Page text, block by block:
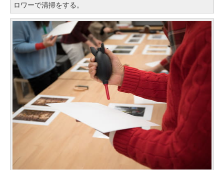
ロワーで清掃をする。